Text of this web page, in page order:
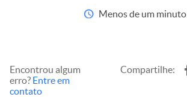
Menos de um minuto
Encontrou algum
erro? Entre em
contato
Compartilhe: